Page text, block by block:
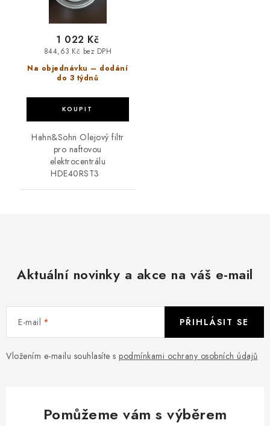
Na objednávku – dodání
do 3 týdnů
844,63 Kč bez DPH
1 022 Kč
Hahn&Sohn Olejový filtr
pro naftovou
elektrocentrálu
HDE40RST3
Aktuální novinky a akce na váš e-mail
E-mail
Vložením e-mailu souhlasíte s podmínkami ochrany osobních údajů
PŘIHLÁSIT SE
Pomůžeme vám s výběrem